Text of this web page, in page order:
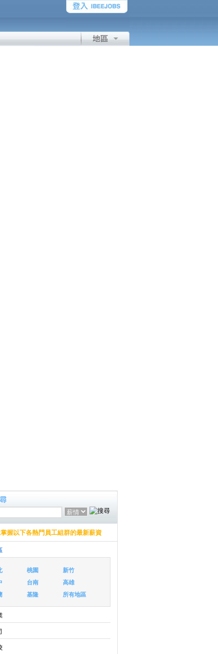
握以下各熱門員工組群的最新薪資
桃園
新竹
台南
高雄
基隆 所有地區